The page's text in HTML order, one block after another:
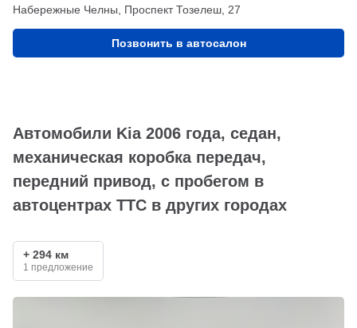
Набережные Челны, Проспект Тозелеш, 27
Позвонить в автосалон
Автомобили Kia 2006 года, седан,
механическая коробка передач,
передний привод, с пробегом в
автоцентрах ТТС в других городах
+ 294 км
1 предложение